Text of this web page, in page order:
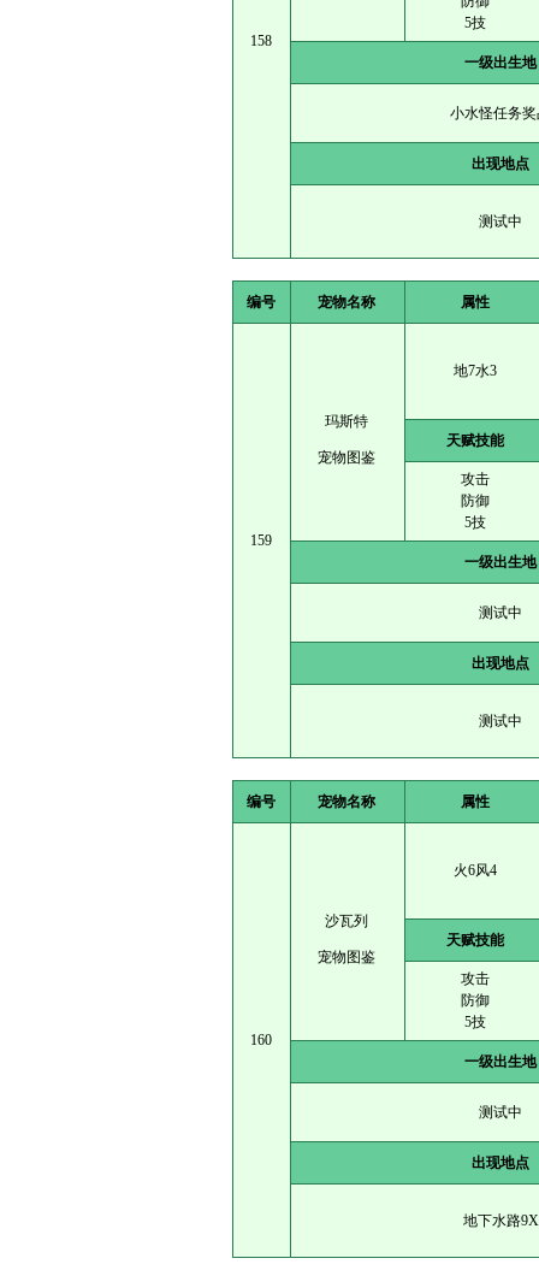
158
5技
一级出生地
小水怪任务
出现地点
测试中
编号 宠物名称 属性
159
玛斯特
宠物图鉴
地7水3
天赋技能
攻击
防御
5技
一级出生地
测试中
出现地点
测试中
编号 宠物名称 属性
160
沙瓦列
宠物图鉴
火6风4
天赋技能
攻击
防御
5技
一级出生地
测试中
出现地点
地下水路9X